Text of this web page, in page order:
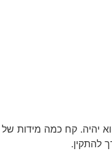
יהיה. קח כמה מידות
להתקין.